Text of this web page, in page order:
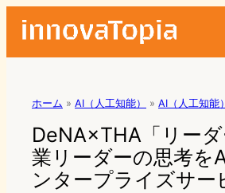
ホーム » AI（人工知能） » AI（人工知能
DeNA×THA「リー
業リーダーの思考を
ンタープライズサー